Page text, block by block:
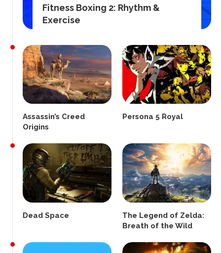
Fitness Boxing 2: Rhythm &
Exercise
Assassin’s Creed
Origins
Persona 5 Royal
Dead Space
The Legend of Zelda:
Breath of the Wild